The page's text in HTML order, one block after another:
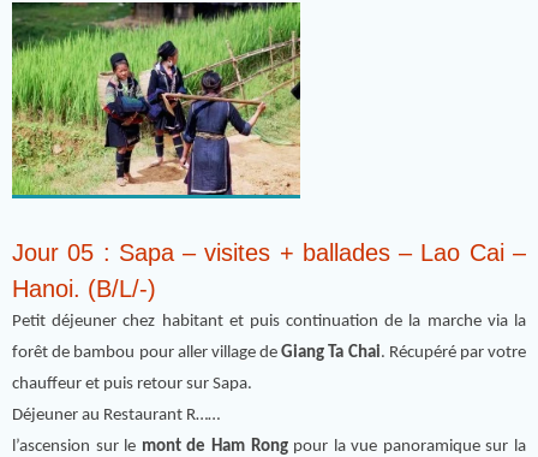
Jour 05 : Sapa – visites + ballades – Lao Cai –
Hanoi. (B/L/-)
Petit déjeuner chez habitant et puis continuation de la marche via la
forêt de bambou pour aller village deGiang Ta Chai. Récupéré par votre
chauffeur et puis retour sur Sapa.
Déjeuner au Restaurant R……
l’ascension sur le mont de Ham Rongpour la vue panoramique sur la